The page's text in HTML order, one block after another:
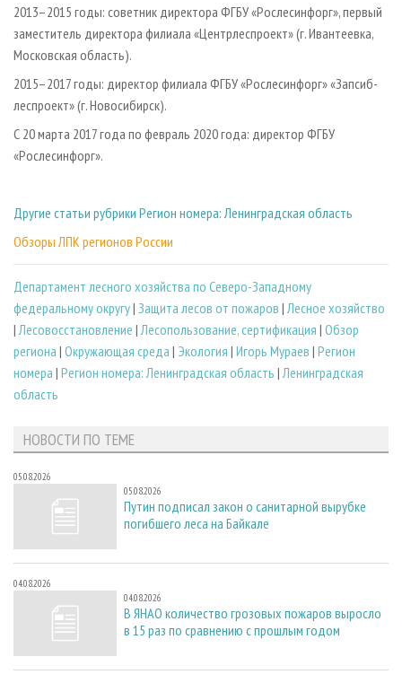
2013–2015 годы: советник директора ФГБУ «Рослесинфорг», первый
заместитель директора филиала «Центрлеспроект» (г. Ивантеевка,
Московская область).
2015–2017 годы: директор филиала ФГБУ «Рослесинфорг» «Запсиб­
леспроект» (г. Новосибирск).
С 20 марта 2017 года по февраль 2020 года: директор ФГБУ
«Рослесинфорг».
Другие статьи рубрики Регион номера: Ленинградская область
Обзоры ЛПК регионов России
Департамент лесного хозяйства по Северо-Западному
федеральному округу| Защита лесов от пожаров |Лесное хозяйство
|Лесовосстановление |Лесопользование, сертификация | Обзор
региона | Окружающая среда | Экология | Игорь Мураев | Регион
номера | Регион номера: Ленинградская область |Ленинградская
область
НОВОСТИ ПО ТЕМЕ
05.08.2026
05.08.2026
Путин подписал закон о санитарной вырубке
погибшего леса на Байкале
04.08.2026
04.08.2026
В ЯНАО количество грозовых пожаров выросло
в 15 раз по сравнению с прошлым годом